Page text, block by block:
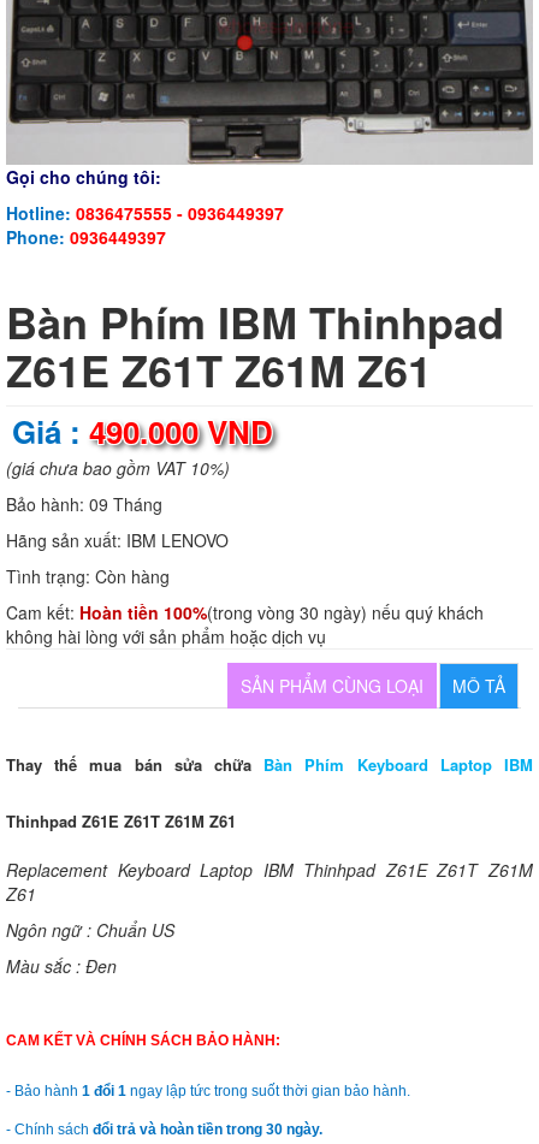
Gọi cho chúng tôi:
Hotline: 0836475555 - 0936449397
Phone: 0936449397
Bàn Phím IBM Thinhpad
Z61E Z61T Z61M Z61
Giá : 490.000 VND
(giá chưa bao gồm VAT 10%)
Bảo hành: 09 Tháng
Hãng sản xuất: IBM LENOVO
Tình trạng: Còn hàng
Cam kết: Hoàn tiền 100%(trong vòng 30 ngày) nếu quý khách
không hài lòng với sản phẩm hoặc dịch vụ
MÔ TẢ
SẢN PHẨM CÙNG LOẠI
Thay thế mua bán sửa chữa Bàn Phím Keyboard Laptop IBM
Thinhpad Z61E Z61T Z61M Z61
Replacement Keyboard Laptop IBM Thinhpad Z61E Z61T Z61M
Z61
Ngôn ngữ : Chuẩn US
Màu sắc : Đen
CAM KẾT VÀ CHÍNH SÁCH BẢO HÀNH:
- Bảo hành 1 đổi 1 ngay lập tức trong suốt thời gian bảo hành.
- Chính sách đổi trả và hoàn tiền trong 30 ngày.